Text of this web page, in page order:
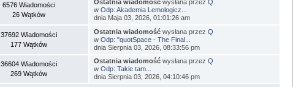
6576 Wiadomości
26 Wątków
Ostatnia wiadomość wysłana przezQ
wOdp: Akademia Lemologicz...
dnia Maja 03, 2026, 01:01:26 am
37692 Wiadomości
177 Wątków
Ostatnia wiadomość wysłana przezQ
wOdp: "quotSpace - The Final...
dnia Sierpnia 03, 2026, 08:33:56 pm
36604 Wiadomości
269 Wątków
Ostatnia wiadomość wysłana przezQ
wOdp: Takie tam...
dnia Sierpnia 03, 2026, 04:10:46 pm